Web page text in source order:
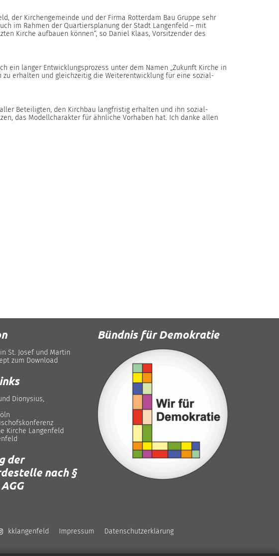
der Kirchengemeinde und der Firma Rotterdam Bau Gruppe sehr
im Rahmen der Quartiersplanung der Stadt Langenfeld – mit
Kirche aufbauen können“, so Daniel Klaas, Vorsitzender des
ein langer Entwicklungsprozess unter dem Namen „Zukunft Kirche in
zu erhalten und gleichzeitig die Weiterentwicklung für eine sozial-
Beteiligten, den Kirchbau langfristig erhalten und ihn sozial-
das Modellcharakter für ähnliche Vorhaben hat. Ich danke allen
St. Josef und Martin
zum Download
Dionysius,
Kirche Langenfeld
der
nach §
Bündnis für Demokratie
kklangenfeld Impressum
Datenschutzerklärung